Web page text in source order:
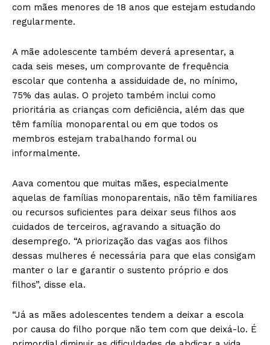
com mães menores de 18 anos que estejam estudando
regularmente.
A mãe adolescente também deverá apresentar, a
cada seis meses, um comprovante de frequência
escolar que contenha a assiduidade de, no mínimo,
75% das aulas. O projeto também inclui como
prioritária as crianças com deficiência, além das que
têm família monoparental ou em que todos os
membros estejam trabalhando formal ou
informalmente.
Aava comentou que muitas mães, especialmente
aquelas de famílias monoparentais, não têm familiares
ou recursos suficientes para deixar seus filhos aos
cuidados de terceiros, agravando a situação do
desemprego. “A priorização das vagas aos filhos
dessas mulheres é necessária para que elas consigam
manter o lar e garantir o sustento próprio e dos
filhos”, disse ela.
“Já as mães adolescentes tendem a deixar a escola
por causa do filho porque não tem com que deixá-lo. É